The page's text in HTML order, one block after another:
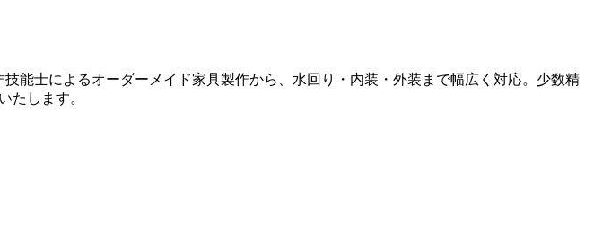
能士によるオーダーメイド家具製作から、水回り・内装・外装まで幅広く対応。少数精
たします。